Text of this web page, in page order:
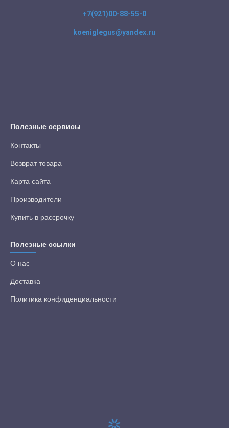
+7(921)00-88-55-0
koeniglegus@yandex.ru
Полезные сервисы
Контакты
Возврат товара
Карта сайта
Производители
Купить в рассрочку
Полезные ссылки
О нас
Доставка
Политика конфиденциальности